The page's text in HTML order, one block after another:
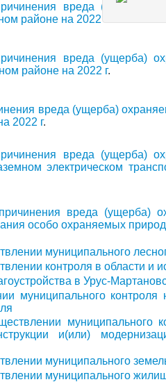
вреда (ущерба)
районе на 2022 г
вреда (ущерба)
районе на 2022 г.
вреда (ущерба)
2022 г.
вреда (ущерба)
электрическом
вреда (ущерба)
особо охраняемых
муниципального
контроля в области и
в Урус-
муниципального
муниципального
и(или)
муниципального
муниципального